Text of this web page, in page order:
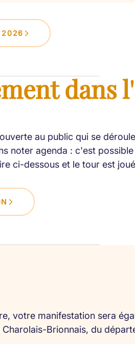
2026
dans
au public qui se
noter agenda : c'est possible
ci-dessous et le tour est
votre manifestation sera
Brionnais, du